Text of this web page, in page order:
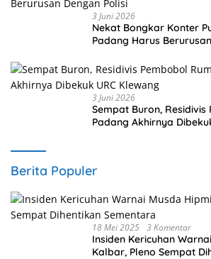
3 Juni 2026
Nekat Bongkar Konter
Padang Harus
3 Juni 2026
Sempat Buron,
Padang Akhirnya
Berita Populer
18 Mei 2025 3 Komentar
Insiden Kericuhan
Kalbar, Pleno Sempat